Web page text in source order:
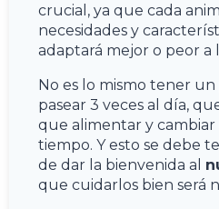
crucial, ya que cada
necesidades y
adaptará mejor o peor a
No es lo mismo tener un
pasear 3 veces al día,
que alimentar y
tiempo. Y esto se debe
de dar la bienvenida al
que cuidarlos bien será